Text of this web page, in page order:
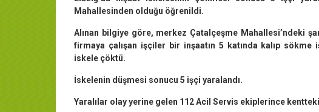
Mahallesinden olduğu öğrenildi.
Alınan bilgiye göre, merkez Çatalçeşme Mahallesi’ndeki
firmaya çalışan işçiler bir inşaatın 5 katında kalıp sökme
iskele çöktü.
İskelenin düşmesi sonucu 5 işçi yaralandı.
Yaralılar olay yerine gelen 112 Acil Servis ekiplerince